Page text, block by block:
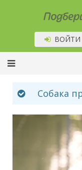
Подбери
ВОЙТИ
Собака